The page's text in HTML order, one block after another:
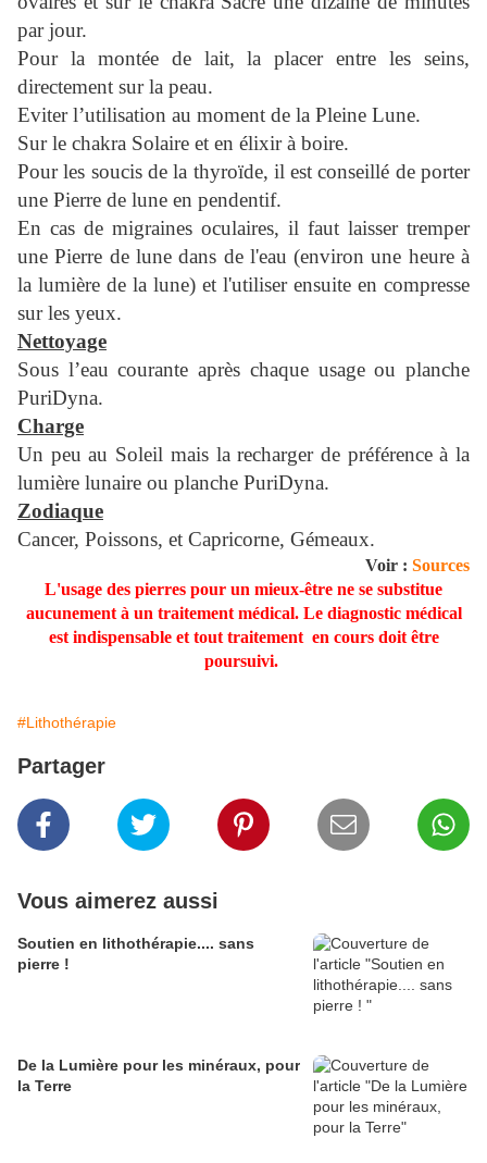
par jour.
Pour la montée de lait, la placer entre les seins,
directement sur la peau.
Eviter l’utilisation au moment de la Pleine Lune.
Sur le chakra Solaire et en élixir à boire.
Pour les soucis de la thyroïde, il est conseillé de porter
une Pierre de lune en pendentif.
En cas de migraines oculaires, il faut laisser tremper
une Pierre de lune dans de l'eau (environ une heure à
la lumière de la lune) et l'utiliser ensuite en compresse
sur les yeux.
Nettoyage
Sous l’eau courante après chaque usage ou planche
PuriDyna.
Charge
Un peu au Soleil mais la recharger de préférence à la
lumière lunaire ou planche PuriDyna.
Zodiaque
Cancer, Poissons, et Capricorne, Gémeaux.
Voir : Sources
L'usage des pierres pour un mieux-être ne se substitue
aucunement à un traitement médical. Le diagnostic médical
est indispensable et tout traitement en cours doit être
poursuivi.
#Lithothérapie
Partager
Vous aimerez aussi
Soutien en lithothérapie.... sans
pierre !
De la Lumière pour les minéraux, pour
la Terre